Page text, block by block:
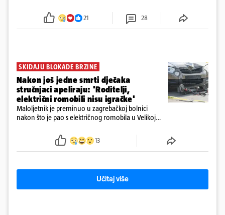
tamošnji liječnici ne vjeruju u oporavak: 'Imamo
21 28
SKIDAJU BLOKADE BRZINE
Nakon još jedne smrti dječaka
stručnjaci apeliraju: 'Roditelji,
električni romobili nisu igračke'
Maloljetnik je preminuo u zagrebačkoj bolnici
nakon što je pao s električnog romobila u Velikoj
13
Učitaj više